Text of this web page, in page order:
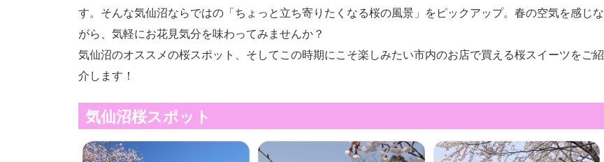
す。そんな気仙沼ならではの「ちょっと立ち寄りたくなる桜の風景」をピックアップ。春の空気を感じな
がら、気軽にお花見気分を味わってみませんか？
気仙沼のオススメの桜スポット、そしてこの時期にこそ楽しみたい市内のお店で買える桜スイーツをご紹
介します！
気仙沼桜スポット